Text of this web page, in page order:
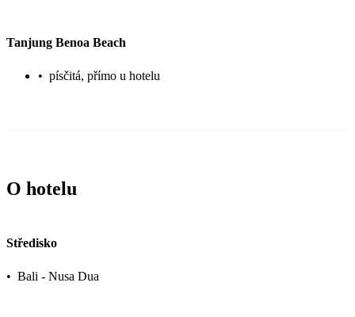
Tanjung Benoa Beach
• písčitá, přímo u hotelu
O hotelu
Středisko
• Bali - Nusa Dua